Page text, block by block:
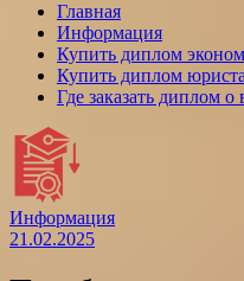
Главная
Информация
Купить диплом
Купить диплом
Где заказать диплом
Информация
21.02.2025